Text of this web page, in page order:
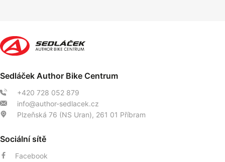
Sedláček Author Bike Centrum
+420 728 052 879
info@author-sedlacek.cz
Plzeňská 76 (NS Uran), 261 01 Příbram
Sociální sítě
Facebook